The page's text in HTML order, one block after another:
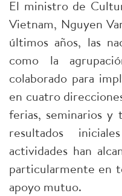
El ministro de
Vietnam, Nguyen
últimos años, las
como la
colaborado para
en cuatro
ferias, seminarios y
resultados
actividades han
particularmente en
apoyo mutuo.